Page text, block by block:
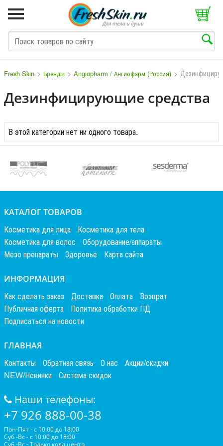
Fresh Skin > Бренды > Angiopharm / Ангиофарм (Россия) >
Дезинфицирующие средства
В этой категории нет ни одного товара.
КАТАЛОГ ТОВАРОВ
Косметика для лица
Косметика для тела
Косметика для волос
Оборудование/аппараты
Мезо препараты
Здоровье Карта сайта
ИНФОРМАЦИЯ
Как сделать заказ Доставка Оплата
Возврат
Публичная оферта
Политика обработки ПД
Подписаться на новости
ГЛАВНАЯ
Контакты Обратная связь О нас
Акции/скидки
NEW/Новинки
Система скидок
Наши телефоны:
+7 926 888-00-38
Пон-Пят - с 10:00 до 18:00
Суб -Вс - с 10:00 до 18:00